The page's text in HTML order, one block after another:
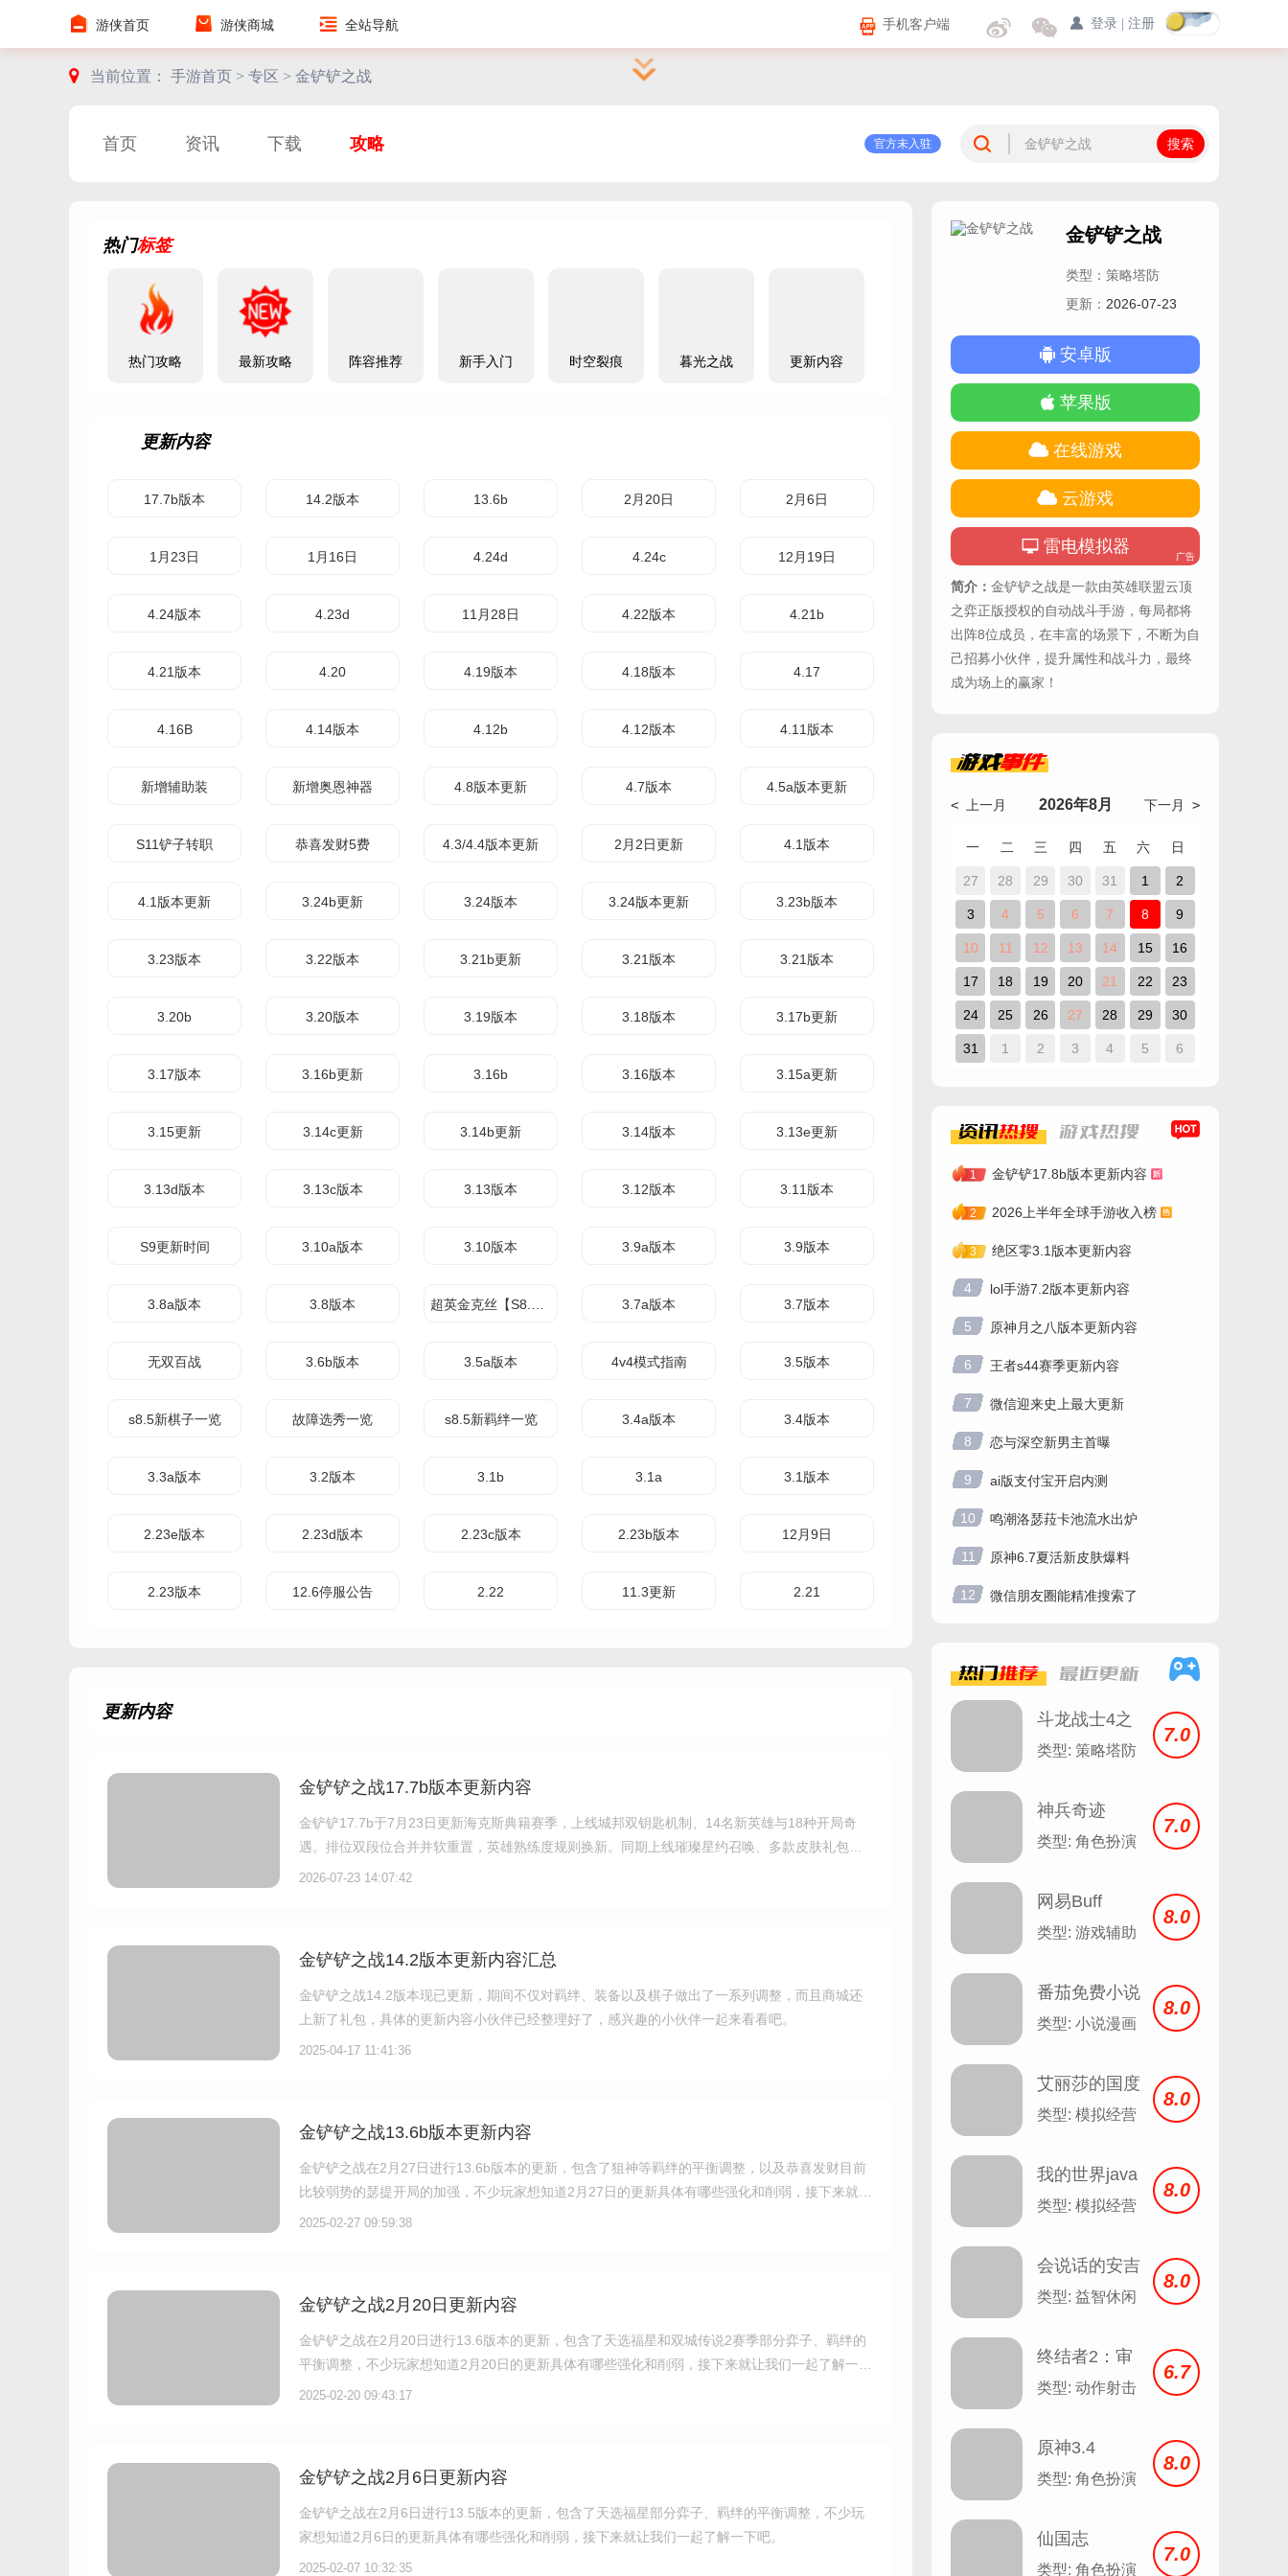
游侠首页 游侠商城 全站导航 登录 注册
手机客户端
当前位置： 手游首页 > 专区 > 金铲铲之战
首页 资讯 下载 攻略 官方未入驻
热门标签
热门攻略 最新攻略 阵容推荐 新手入门 时空裂痕 暮光之战 更新内容 英雄大全
更新内容
17.7b版本 14.2版本 13.6b 2月20日 2月6日
1月23日 1月16日 4.24d 4.24c 12月19日
4.24版本 4.23d 11月28日 4.22版本 4.21b
4.21版本 4.20 4.19版本 4.18版本 4.17
4.16B 4.14版本 4.12b 4.12版本 4.11版本
新增辅助装 新增奥恩神器 4.8版本更新 4.7版本 4.5a版本更新
S11铲子转职 恭喜发财5费 4.3/4.4版本更新 2月2日更新 4.1版本
4.1版本更新 3.24b更新 3.24版本 3.24版本更新 3.23b版本
3.23版本 3.22版本 3.21b更新 3.21版本 3.21版本
3.20b 3.20版本 3.19版本 3.18版本 3.17b更新
3.17版本 3.16b更新 3.16b 3.16版本 3.15a更新
3.15更新 3.14c更新 3.14b更新 3.14版本 3.13e更新
3.13d版本 3.13c版本 3.13版本 3.12版本 3.11版本
S9更新时间 3.10a版本 3.10版本 3.9a版本 3.9版本
3.8a版本 3.8版本 3.7a版本 3.7版本
无双百战 3.6b版本 3.5a版本 4v4模式指南 3.5版本
s8.5新棋子一览 故障选秀一览 s8.5新羁绊一览 3.4a版本 3.4版本
3.3a版本 3.2版本 3.1b 3.1a 3.1版本
2.23e版本 2.23d版本 2.23c版本 2.23b版本 12月9日
2.23版本 12.6停服公告 2.22 11.3更新 2.21
更新内容
金铲铲之战17.7b版本更新内容
金铲铲17.7b于7月23日更新海克斯典籍赛季，上线城邦双钥匙机制、14名新英雄与18种开局奇
遇。排位双段位合并并软重置，英雄熟练度规则换新。同期上线璀璨星约召唤、多款皮肤礼包，
多款小小英雄、竞技场返场，同步修复怪兽入侵、星神多项对局bug，登录对局可领取胜点保护卡
2026-07-23 14:07:42
金铲铲之战14.2版本更新内容汇总
金铲铲之战14.2版本现已更新，期间不仅对羁绊、装备以及棋子做出了一系列调整，而且商城还
上新了礼包，具体的更新内容小伙伴已经整理好了，感兴趣的小伙伴一起来看看吧。
2025-04-17 11:41:36
金铲铲之战13.6b版本更新内容
金铲铲之战在2月27日进行13.6b版本的更新，包含了狙神等羁绊的平衡调整，以及恭喜发财目前
比较弱势的瑟提开局的加强，不少玩家想知道2月27日的更新具体有哪些强化和削弱，接下来就让
我们一起了解一下吧。
2025-02-27 09:59:38
金铲铲之战2月20日更新内容
金铲铲之战在2月20日进行13.6版本的更新，包含了天选福星和双城传说2赛季部分弈子、羁绊的
平衡调整，不少玩家想知道2月20日的更新具体有哪些强化和削弱，接下来就让我们一起了解一下
吧。
2025-02-20 09:43:17
金铲铲之战2月6日更新内容
金铲铲之战在2月6日进行13.5版本的更新，包含了天选福星部分弈子、羁绊的平衡调整，不少玩
家想知道2月6日的更新具体有哪些强化和削弱，接下来就让我们一起了解一下吧。
2025-02-07 10:32:35
金铲铲之战
类型：策略塔防
更新： 2026-07-23
安卓版
苹果版
在线游戏
云游戏
雷电模拟器
广告
简介： 金铲铲之战是一款由英雄联盟云顶
之弈正版授权的自动战斗手游，每局都将
出阵8位成员，在丰富的场景下，不断为自
己招募小伙伴，提升属性和战斗力，最终
成为场上的赢家！
游戏事件
< 上一月 2026年8月 下一月 >
一 二 三 四 五 六 日
27 28 29 30 31 1 2
3 4 5 6 7 8 9
10 11 12 13 14 15 16
17 18 19 20 21 22 23
24 25 26 27 28 29 30
31 1 2 3 4 5 6
资讯热搜 游戏热搜
1 金铲铲17.8b版本更新内容
2 2026上半年全球手游收入榜
3 绝区零3.1版本更新内容
4 lol手游7.2版本更新内容
5 原神月之八版本更新内容
6 王者s44赛季更新内容
7 微信迎来史上最大更新
8 恋与深空新男主首曝
9 ai版支付宝开启内测
10 鸣潮洛瑟菈卡池流水出炉
11 原神6.7夏活新皮肤爆料
12 微信朋友圈能精准搜索了
热门推荐 最近更新
斗龙战士4之
双龙核
类型: 策略塔防
7.0
神兵奇迹
类型: 角色扮演
7.0
网易Buff
类型: 游戏辅助
8.0
番茄免费小说
安卓
类型: 小说漫画
8.0
艾丽莎的国度
类型: 模拟经营
8.0
我的世界java
版
类型: 模拟经营
8.0
会说话的安吉
拉 Talking
类型: 益智休闲
8.0
终结者2：审
判日
类型: 动作射击
6.7
原神3.4
类型: 角色扮演
8.0
仙国志
类型: 角色扮演
7.0